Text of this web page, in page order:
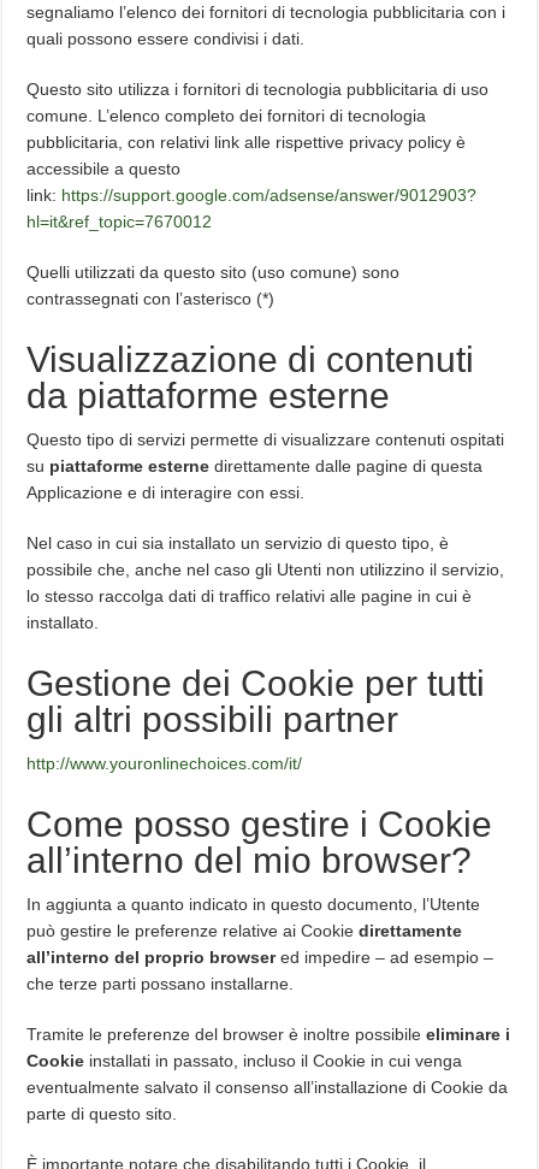
segnaliamo l’elenco dei fornitori di tecnologia pubblicitaria con i
quali possono essere condivisi i dati.
Questo sito utilizza i fornitori di tecnologia pubblicitaria di uso
comune. L’elenco completo dei fornitori di tecnologia
pubblicitaria, con relativi link alle rispettive privacy policy è
accessibile a questo
link: https://support.google.com/adsense/answer/9012903?
hl=it&ref_topic=7670012
Quelli utilizzati da questo sito (uso comune) sono
contrassegnati con l’asterisco (*)
Visualizzazione di contenuti
da piattaforme esterne
Questo tipo di servizi permette di visualizzare contenuti ospitati
su piattaforme esterne direttamente dalle pagine di questa
Applicazione e di interagire con essi.
Nel caso in cui sia installato un servizio di questo tipo, è
possibile che, anche nel caso gli Utenti non utilizzino il servizio,
lo stesso raccolga dati di traffico relativi alle pagine in cui è
installato.
Gestione dei Cookie per tutti
gli altri possibili partner
http://www.youronlinechoices.com/it/
Come posso gestire i Cookie
all’interno del mio browser?
In aggiunta a quanto indicato in questo documento, l’Utente
può gestire le preferenze relative ai Cookiedirettamente
all’interno del proprio browsered impedire – ad esempio –
che terze parti possano installarne.
Tramite le preferenze del browser è inoltre possibileeliminare i
Cookie installati in passato, incluso il Cookie in cui venga
eventualmente salvato il consenso all’installazione di Cookie da
parte di questo sito.
È importante notare che disabilitando tutti i Cookie, il